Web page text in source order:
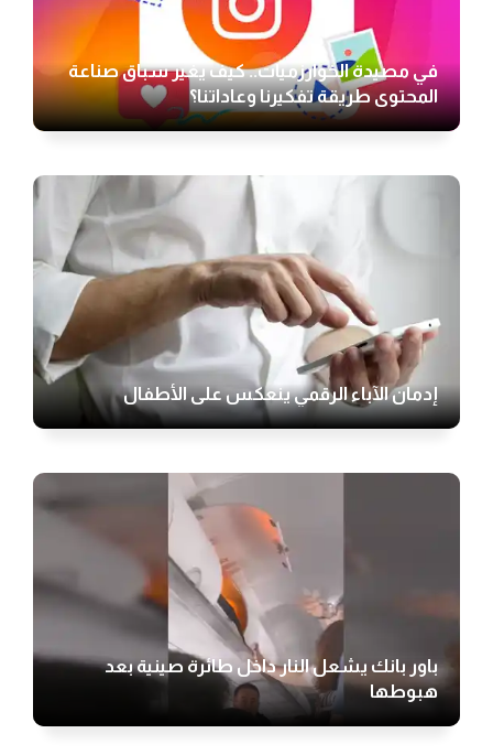
في مصيدة الخوارزميات.. كيف يغير سباق صناعة
المحتوى طريقة تفكيرنا وعاداتنا؟
إدمان الآباء الرقمي ينعكس على الأطفال
باور بانك يشعل النار داخل طائرة صينية بعد
هبوطها